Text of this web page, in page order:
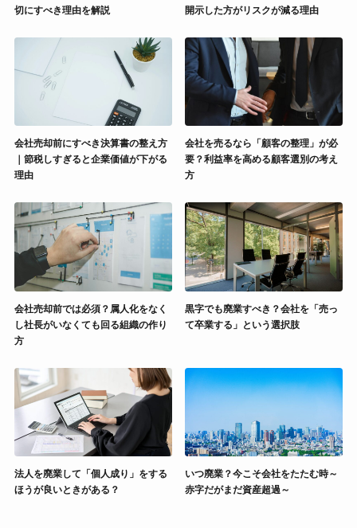
切にすべき理由を解説 開示した方がリスクが減る理由
会社売却前にすべき決算書の整え方
｜節税しすぎると企業価値が下がる
理由
会社を売るなら「顧客の整理」が必
要？利益率を高める顧客選別の考え
方
会社売却前では必須？属人化をなく
し社長がいなくても回る組織の作り
方
黒字でも廃業すべき？会社を「売っ
て卒業する」という選択肢
法人を廃業して「個人成り」をする
ほうが良いときがある？
いつ廃業？今こそ会社をたたむ時～
赤字だがまだ資産超過～